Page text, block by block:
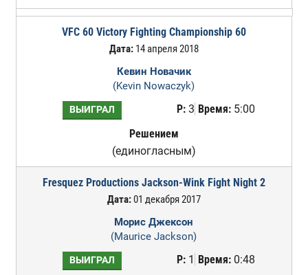
VFC 60 Victory Fighting Championship 60
Дата:14 апреля 2018
Кевин Новачик
(Kevin Nowaczyk)
ВЫИГРАЛ Р:3 Время:5:00
Решением
(единогласным)
Fresquez Productions Jackson-Wink Fight Night 2
Дата:01 декабря 2017
Морис Джексон
(Maurice Jackson)
ВЫИГРАЛ Р:1 Время:0:48